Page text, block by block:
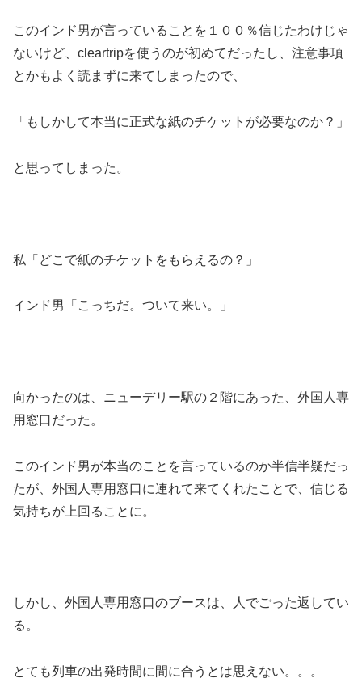
このインド男が言っていることを１００％信じたわけじゃ
ないけど、cleartripを使うのが初めてだったし、注意事項
とかもよく読まずに来てしまったので、
「もしかして本当に正式な紙のチケットが必要なのか？」
と思ってしまった。
私「どこで紙のチケットをもらえるの？」
インド男「こっちだ。ついて来い。」
向かったのは、ニューデリー駅の２階にあった、外国人専
用窓口だった。
このインド男が本当のことを言っているのか半信半疑だっ
たが、外国人専用窓口に連れて来てくれたことで、信じる
気持ちが上回ることに。
しかし、外国人専用窓口のブースは、人でごった返してい
る。
とても列車の出発時間に間に合うとは思えない。。。